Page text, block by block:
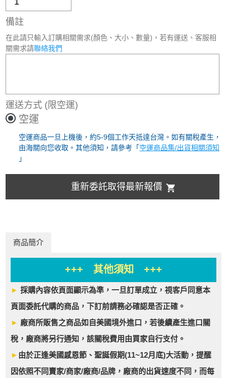
備註
在此請只輸入訂購相關需求(顏色、大小、數量)，若有運送、客服相
關需求請聯絡我們
運送方式 (限空運)
空運
空運商品一旦上機後，約5-9個工作天抵達台灣。如有關稅產生，
由海關向您收取。其他須知，請參考「 空運商品集/出貨相關須知
」
重新委託取得最新報價
商品簡介
+++ 其他須知 +++
►採購內容依頁面顯示為準，一旦訂單成立，視客戶同意本
頁面委託代購的商品，下訂前請務必確認是否正確。
► 廠商所販售之商品如自美國境外進口，若後續產生進口關
稅，廠商將另行通知，該關稅費用由買家自行支付。
► 由於正逢美國感恩節、聖誕假期(11~12月底)大活動，提醒
因依照不同賣家/商家/廠商/品牌，廠商的出貨速度不同，而每